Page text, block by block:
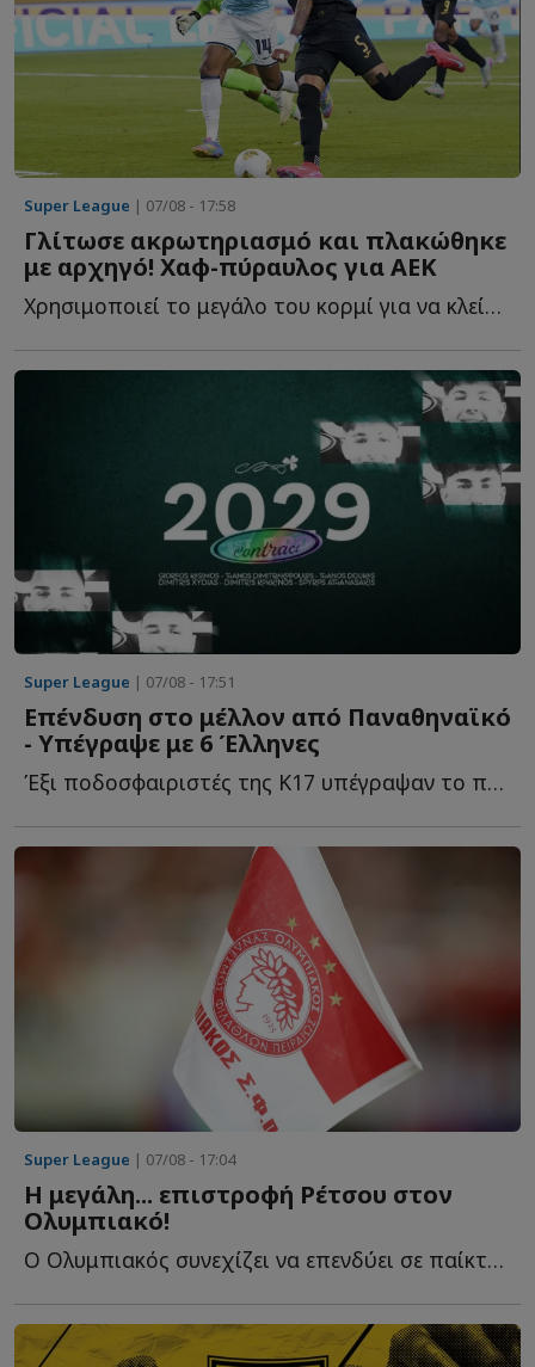
Super League | 07/08 - 17:58
Γλίτωσε ακρωτηριασμό και πλακώθηκε
με αρχηγό! Χαφ-πύραυλος για ΑΕΚ
Χρησιμοποιεί το μεγάλο του κορμί για να κλείσει χώρους, ν...
Super League | 07/08 - 17:51
Επένδυση στο μέλλον από Παναθηναϊκό
- Υπέγραψε με 6 Έλληνες
Έξι ποδοσφαιριστές της Κ17 υπέγραψαν το πρώτο επαγγελματικό σ...
Super League | 07/08 - 17:04
Η μεγάλη... επιστροφή Ρέτσου στον
Ολυμπιακό!
Ο Ολυμπιακός συνεχίζει να επενδύει σε παίκτες που γνωρίζουν κ...